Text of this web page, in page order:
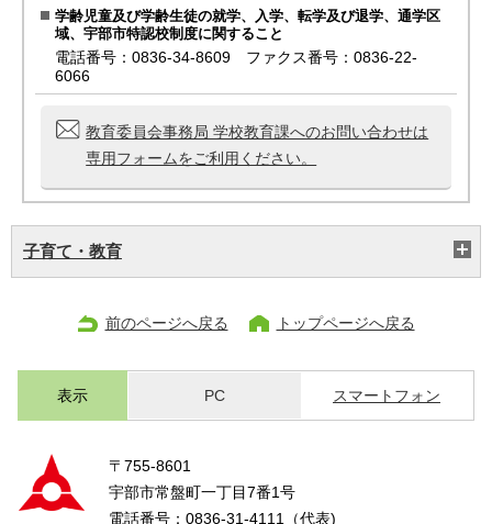
学齢児童及び学齢生徒の就学、入学、転学及び退学、通学区
域、宇部市特認校制度に関すること
電話番号：0836-34-8609 ファクス番号：0836-22-
6066
教育委員会事務局 学校教育課へのお問い合わせは
専用フォームをご利用ください。
子育て・教育
前のページへ戻る トップページへ戻る
表示 PC スマートフォン
〒755-8601
宇部市常盤町一丁目7番1号
電話番号：0836-31-4111（代表)